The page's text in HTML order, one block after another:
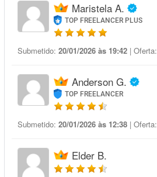
Maristela A.
TOP FREELANCER PLUS
Submetido: 20/01/2026 às 19:42 | Oferta:
Anderson G.
TOP FREELANCER
Submetido: 20/01/2026 às 12:38 | Oferta:
Elder B.